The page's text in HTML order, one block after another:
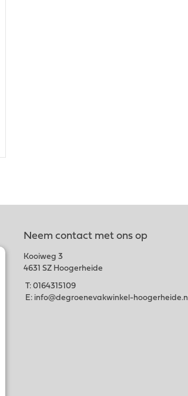
Neem contact met ons op
Kooiweg 3
4631 SZ Hoogerheide
T: 0164315109
E: info@degroenevakwinkel-hoogerheide.nl